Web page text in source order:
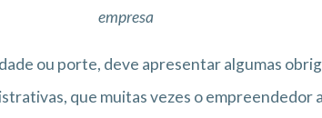
empresa
ou porte, deve apresentar algumas
que muitas vezes o empreendedor